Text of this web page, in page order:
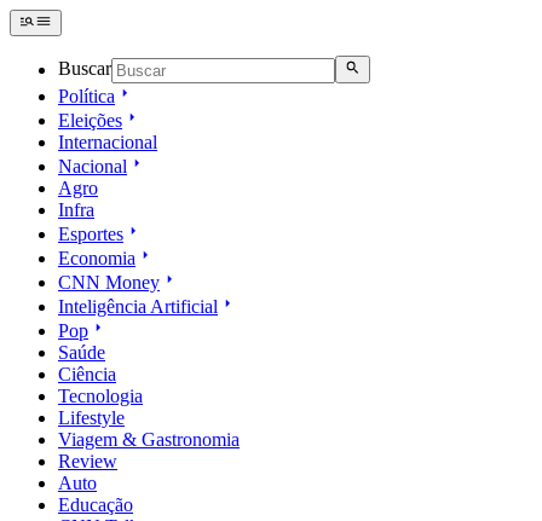
Buscar
Política
Eleições
Internacional
Nacional
Agro
Infra
Esportes
Economia
CNN Money
Inteligência Artificial
Pop
Saúde
Ciência
Tecnologia
Lifestyle
Viagem & Gastronomia
Review
Auto
Educação